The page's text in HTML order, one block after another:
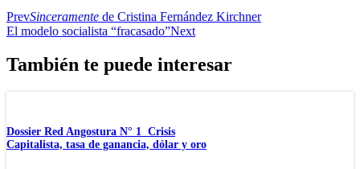
PrevSinceramente de Cristina Fernández Kirchner
El modelo socialista “fracasado”Next
También te puede interesar
Dossier Red Angostura N° 1 Crisis
Capitalista, tasa de ganancia, dólar y oro